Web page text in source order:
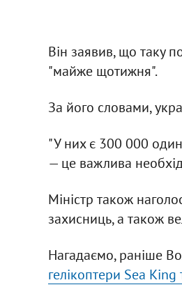
Він заявив, що таку
"майже щотижня".
За його словами,
"У них є 300 000
— це важлива
Міністр також
захисниць, а також
Нагадаємо, раніше
гелікоптери Sea King